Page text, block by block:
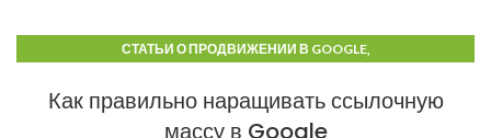
СТАТЬИ О ПРОДВИЖЕНИИ В GOOGLE,
Как правильно наращивать ссылочную
массу в Google